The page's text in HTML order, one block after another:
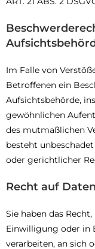
Im Falle von
Betroffenen ein
Aufsichtsbehörde,
gewöhnlichen
des mutmaßlichen
besteht
oder gerichtlicher
Recht auf
Sie haben das
Einwilligung oder in
verarbeiten, an sich